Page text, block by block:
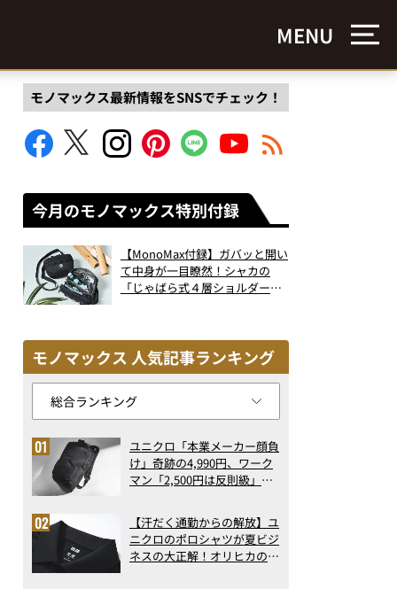
MENU
モノマックス最新情報をSNSでチェック！
今月のモノマックス特別付録
【MonoMax付録】ガバッと開い
て中身が一目瞭然！シャカの
「じゃばら式４層ショルダーバ
モノマックス 人気記事ランキング
ユニクロ「本業メーカー顔負
け」奇跡の4,990円、ワーク
マン「2,500円は反則級」凄
ト3】（2026年6月版）
【汗だく通勤からの解放】ユ
ニクロのポロシャツが夏ビジ
ネスの大正解！オリヒカの透